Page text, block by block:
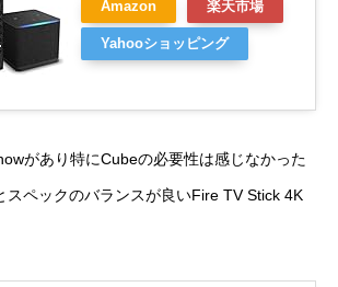
Amazon 楽天市場
Yahooショッピング
があり特にCubeの必要性は感じなかった
スペックのバランスが良いFire TV Stick 4K